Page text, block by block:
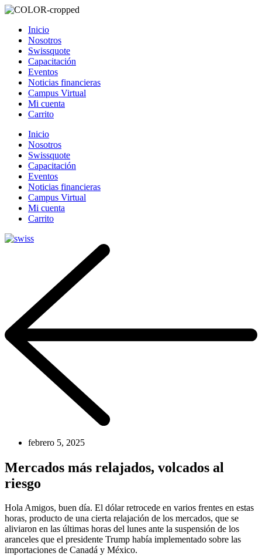
Inicio
Nosotros
Swissquote
Capacitación
Eventos
Noticias financieras
Campus Virtual
Mi cuenta
Carrito
Inicio
Nosotros
Swissquote
Capacitación
Eventos
Noticias financieras
Campus Virtual
Mi cuenta
Carrito
febrero 5, 2025
Mercados más relajados, volcados al
riesgo
Hola Amigos, buen día. El dólar retrocede en varios frentes en estas
horas, producto de una cierta relajación de los mercados, que se
aliviaron en las últimas horas del lunes ante la suspensión de los
aranceles que el presidente Trump había implementado sobre las
importaciones de Canadá y México.